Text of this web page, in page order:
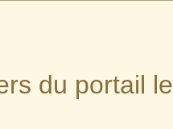
du portail